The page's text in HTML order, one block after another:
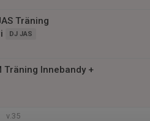
Träning
DJ JAS
Träning Innebandy +
v.35